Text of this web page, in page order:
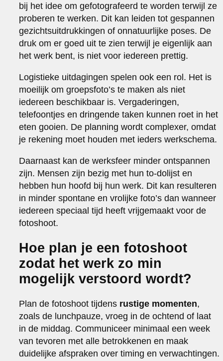
bij het idee om gefotografeerd te worden terwijl ze
proberen te werken. Dit kan leiden tot gespannen
gezichtsuitdrukkingen of onnatuurlijke poses. De
druk om er goed uit te zien terwijl je eigenlijk aan
het werk bent, is niet voor iedereen prettig.
Logistieke uitdagingen spelen ook een rol. Het is
moeilijk om groepsfoto’s te maken als niet
iedereen beschikbaar is. Vergaderingen,
telefoontjes en dringende taken kunnen roet in het
eten gooien. De planning wordt complexer, omdat
je rekening moet houden met ieders werkschema.
Daarnaast kan de werksfeer minder ontspannen
zijn. Mensen zijn bezig met hun to-dolijst en
hebben hun hoofd bij hun werk. Dit kan resulteren
in minder spontane en vrolijke foto’s dan wanneer
iedereen speciaal tijd heeft vrijgemaakt voor de
fotoshoot.
Hoe plan je een fotoshoot
zodat het werk zo min
mogelijk verstoord wordt?
Plan de fotoshoot tijdens rustige momenten,
zoals de lunchpauze, vroeg in de ochtend of laat
in de middag. Communiceer minimaal een week
van tevoren met alle betrokkenen en maak
duidelijke afspraken over timing en verwachtingen.